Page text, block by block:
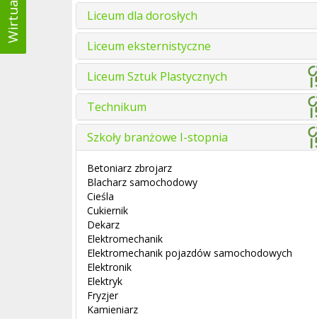
Liceum dla dorosłych
Liceum eksternistyczne
Liceum Sztuk Plastycznych
Technikum
Szkoły branżowe I-stopnia
Betoniarz zbrojarz
Blacharz samochodowy
Cieśla
Cukiernik
Dekarz
Elektromechanik
Elektromechanik pojazdów samochodowych
Elektronik
Elektryk
Fryzjer
Kamieniarz